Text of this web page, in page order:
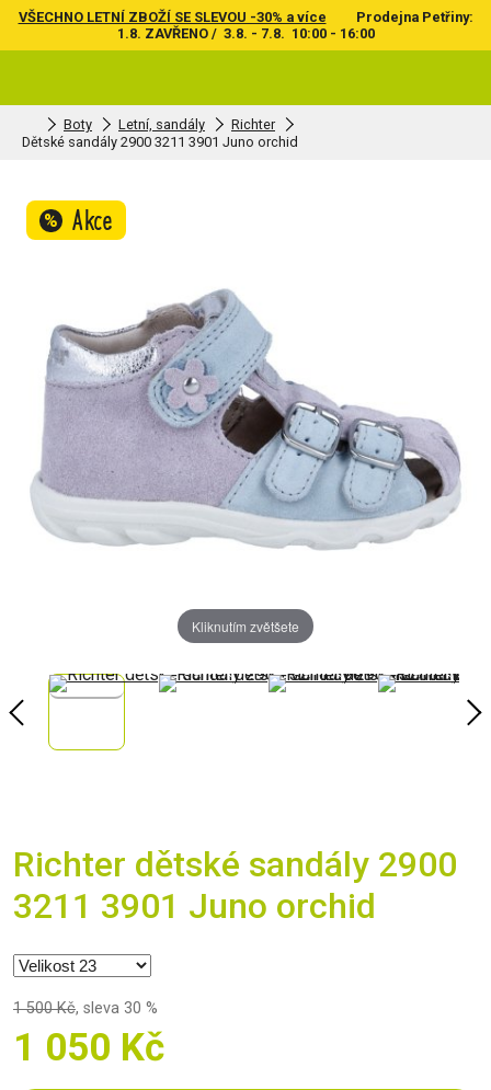
VŠECHNO LETNÍ ZBOŽÍ SE SLEVOU -30% a více
Prodejna Petřiny:
1.8. ZAVŘENO / 3.8. - 7.8. 10:00 - 16:00
Boty Letní, sandály
Richter
Dětské sandály 2900 3211 3901 Juno orchid
% Akce
Kliknutím zvětšete
Richter dětské sandály 2900
3211 3901 Juno orchid
1 500 Kč, sleva 30 %
1 050 Kč